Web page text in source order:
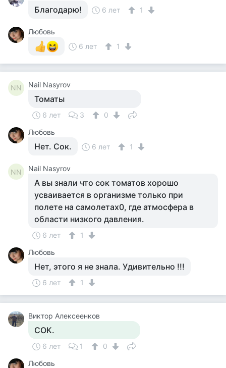
Благодарю! 6 лет 1
Любовь
6 лет
1
NN Nail Nasyrov
Томаты
6 лет 3
0
Любовь
Нет. Сок. 6 лет 1
NN Nail Nasyrov
А вы знали что сок томатов хорошо
усваивается в организме только при
полете на самолетах0, где атмосфера в
области низкого давления.
6 лет
1
Любовь
Нет, этого я не знала. Удивительно !!!
6 лет 1
Виктор Алексеенков
СОК.
6 лет 1
0
Любовь